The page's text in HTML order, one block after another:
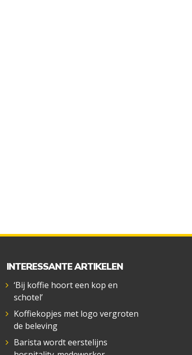
INTERESSANTE ARTIKELEN
‘Bij koffie hoort een kop en
schotel’
Koffiekopjes met logo vergroten
de beleving
Barista wordt eerstelijns